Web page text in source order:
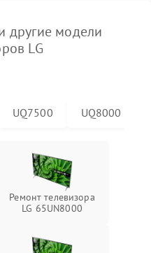
другие модели
LG
UQ7500 UQ8000
Ремонт телевизора
LG 65UN8000